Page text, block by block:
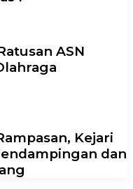
ASN
Kejari
dan